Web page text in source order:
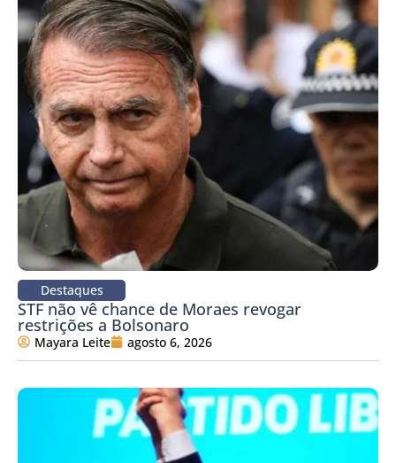
Destaques
STF não vê chance de Moraes revogar
restrições a Bolsonaro
Mayara Leite agosto 6, 2026